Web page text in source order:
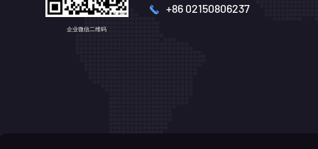
企业微信二维码
+86 02150806237